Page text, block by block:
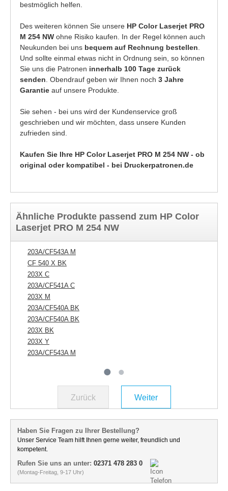
bestmöglich helfen.
Des weiteren können Sie unsere HP Color Laserjet PRO
M 254 NW ohne Risiko kaufen. In der Regel können auch
Neukunden bei uns bequem auf Rechnung bestellen
Und sollte einmal etwas nicht in Ordnung sein, so können
Sie uns die Patronen innerhalb 100 Tage zurück
senden . Obendrauf geben wir Ihnen noch 3 Jahre
Garantie auf unsere Produkte.
Sie sehen - bei uns wird der Kundenservice groß
geschrieben und wir möchten, dass unsere Kunden
zufrieden sind.
Kaufen Sie Ihre HP Color Laserjet PRO M 254 NW - ob
original oder kompatibel - bei Druckerpatronen.de
Ähnliche Produkte passend zum HP Color
Laserjet PRO M 254 NW
203A/CF543A M
CF 540 X BK
203X C
203A/CF541A C
203X M
203A/CF540A BK
203A/CF540A BK
203X BK
203X Y
203A/CF543A M
Zurück Weiter
Haben Sie Fragen zu Ihrer Bestellung?
Unser Service Team hilft Ihnen gerne weiter, freundlich und
kompetent.
Rufen Sie uns an unter: 02371 478 283 0
(Montag-Freitag, 9-17 Uhr)